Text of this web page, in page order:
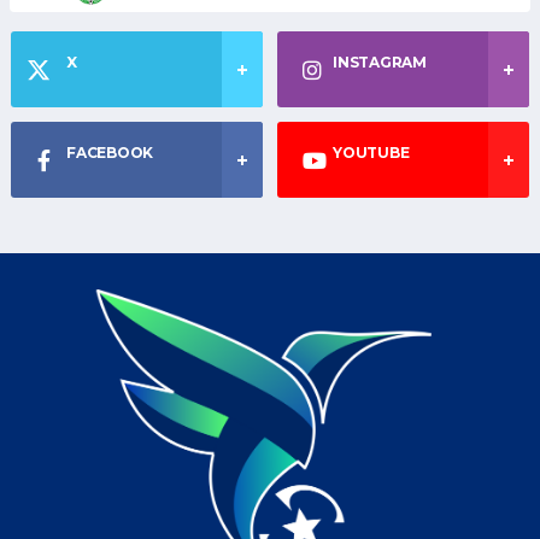
X INSTAGRAM
FACEBOOK YOUTUBE